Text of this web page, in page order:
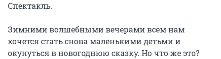
Спектакль.
Зимними волшебными вечерами всем нам
хочется стать снова маленькими детьми и
окунуться в новогоднюю сказку. Но что же это?